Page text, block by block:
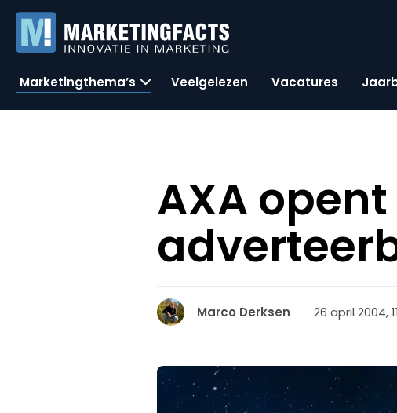
Marketingthema’s Veelgelezen Vacatures
AXA
Marco Derksen 26 april 2004,